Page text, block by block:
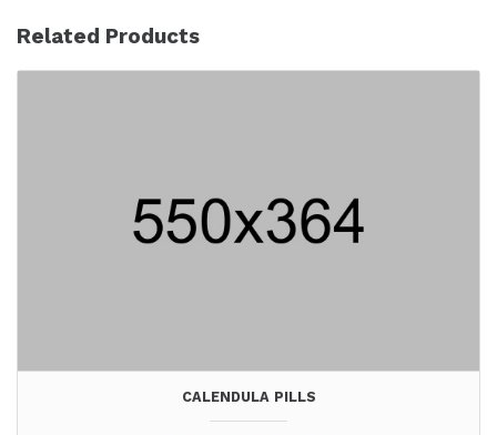
Related Products
CALENDULA PILLS